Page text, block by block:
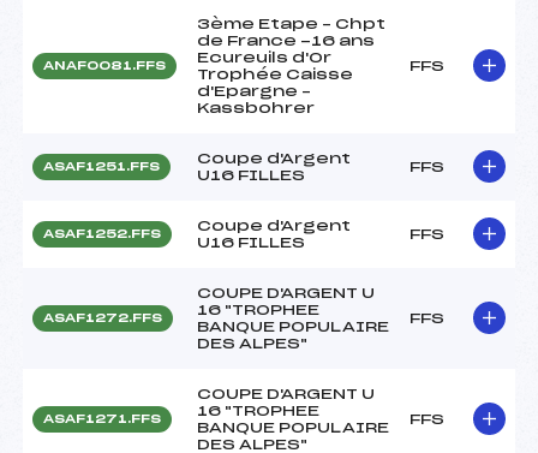
ANAF0081.FFS
3ème Etape – Chpt
de France -16 ans
Ecureuils d'Or
Trophée Caisse
d'Epargne –
Kassbohrer
FFS
ASAF1251.FFS
Coupe d'Argent
U16 FILLES
FFS
ASAF1252.FFS
Coupe d'Argent
U16 FILLES
FFS
ASAF1272.FFS
COUPE D'ARGENT U
16 "TROPHEE
BANQUE POPULAIRE
DES ALPES"
FFS
ASAF1271.FFS
COUPE D'ARGENT U
16 "TROPHEE
BANQUE POPULAIRE
DES ALPES"
FFS